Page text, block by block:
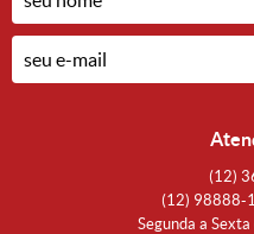
(12)
(12) 98888-
Segunda a